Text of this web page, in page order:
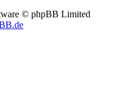
© phpBB Limited